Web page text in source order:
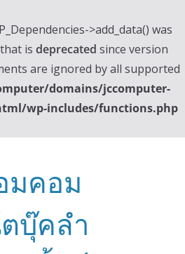
>add_data() was
is deprecated since version
are ignored by all supported
domains/jccomputer-
wp-includes/functions.php
มคอม
บุ๊คลำ